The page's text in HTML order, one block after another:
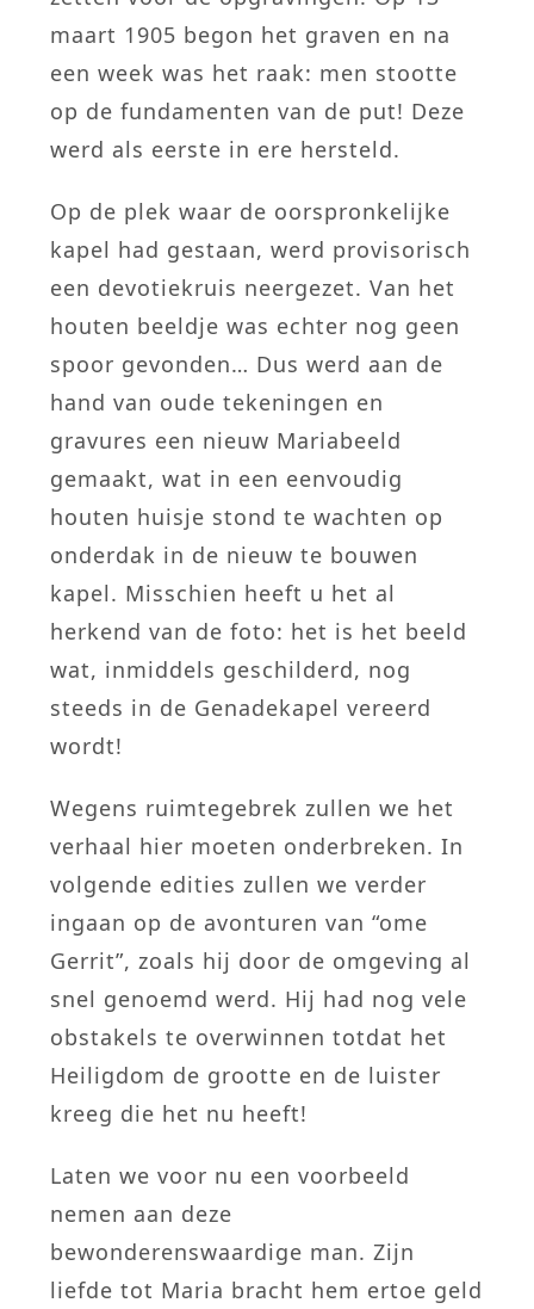
maart 1905 begon het graven en na
een week was het raak: men stootte
op de fundamenten van de put! Deze
werd als eerste in ere hersteld.
Op de plek waar de oorspronkelijke
kapel had gestaan, werd provisorisch
een devotiekruis neergezet. Van het
houten beeldje was echter nog geen
spoor gevonden… Dus werd aan de
hand van oude tekeningen en
gravures een nieuw Mariabeeld
gemaakt, wat in een eenvoudig
houten huisje stond te wachten op
onderdak in de nieuw te bouwen
kapel. Misschien heeft u het al
herkend van de foto: het is het beeld
wat, inmiddels geschilderd, nog
steeds in de Genadekapel vereerd
wordt!
Wegens ruimtegebrek zullen we het
verhaal hier moeten onderbreken. In
volgende edities zullen we verder
ingaan op de avonturen van “ome
Gerrit”, zoals hij door de omgeving al
snel genoemd werd. Hij had nog vele
obstakels te overwinnen totdat het
Heiligdom de grootte en de luister
kreeg die het nu heeft!
Laten we voor nu een voorbeeld
nemen aan deze
bewonderenswaardige man. Zijn
liefde tot Maria bracht hem ertoe geld